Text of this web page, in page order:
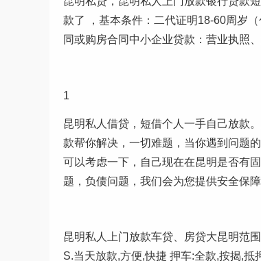
款了 ，基本条件：二代证明18-60周岁
同或购房合同中小企业贷款：营业执照
1
昆明私人借贷，短借个人一手自己放款
款帮你解决，一切难题，当你遇到问题
可以考虑一下，自己现在在昆明是否有
题，负债问题，我们会为您提供安全保障
昆明私人上门放款车贷、房贷大昆明范
S.当天放款,方便,快捷 押车:全款,按揭,